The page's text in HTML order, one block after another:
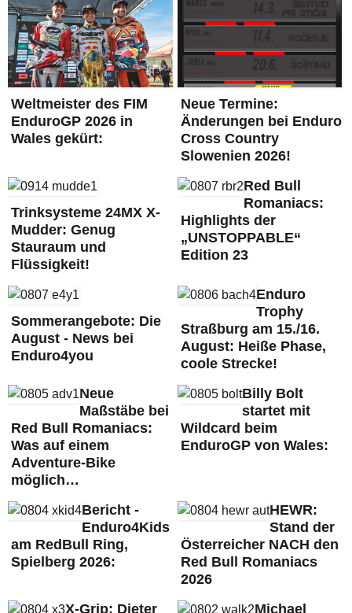
Weltmeister des FIM
EnduroGP 2026 in
Wales gekürt:
Neue Termine:
Änderungen bei Enduro
Cross Country
Slowenien 2026!
Trinksysteme 24MX X-
Mudder: Genug
Stauraum und
Flüssigkeit!
Red Bull
Romaniacs:
Highlights der
„UNSTOPPABLE“
Edition 23
Sommerangebote: Die
August - News bei
Enduro4you
Enduro
Trophy
Straßburg am 15./16.
August: Heiße Phase,
coole Strecke!
Neue
Maßstäbe bei
Red Bull Romaniacs:
Was auf einem
Adventure-Bike
möglich…
Billy Bolt
startet mit
Wildcard beim
EnduroGP von Wales:
Bericht -
Enduro4Kids
am RedBull Ring,
Spielberg 2026:
HEWR:
Stand der
Österreicher NACH den
Red Bull Romaniacs
2026
X-Grip: Dieter
Michael